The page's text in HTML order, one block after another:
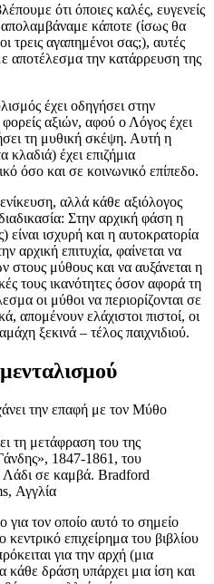
ότι όποιες καλές, ευγενείς
κάποτε (ίσως θα
τρεις αγαπημένοι σας;), αυτές
αποτέλεσμα την κατάρρευση της
έχει οδηγήσει στην
αξιών, αφού ο Λόγος έχει
τη μυθική σκέψη. Αυτή η
κλαδιά) έχει επιζήμια
όσο και σε κοινωνικό επίπεδο.
αλλά κάθε αξιόλογος
Στην αρχική φάση η
ισχυρή και η αυτοκρατορία
αρχική επιτυχία, φαίνεται να
στους μύθους και να αυξάνεται η
τους ικανότητες όσον αφορά τη
οι μύθοι να περιορίζονται σε
απομένουν ελάχιστοι πιστοί, οι
ξεκινά – τέλος παιχνιδιού.
τη μετάφραση του της
1847-1861, του
σε καμβά. Bradford
Αγγλία
για τον οποίο αυτό το σημείο
κεντρικό επιχείρημα του βιβλίου
για την αρχή (μια
κάθε δράση υπάρχει μια ίση και